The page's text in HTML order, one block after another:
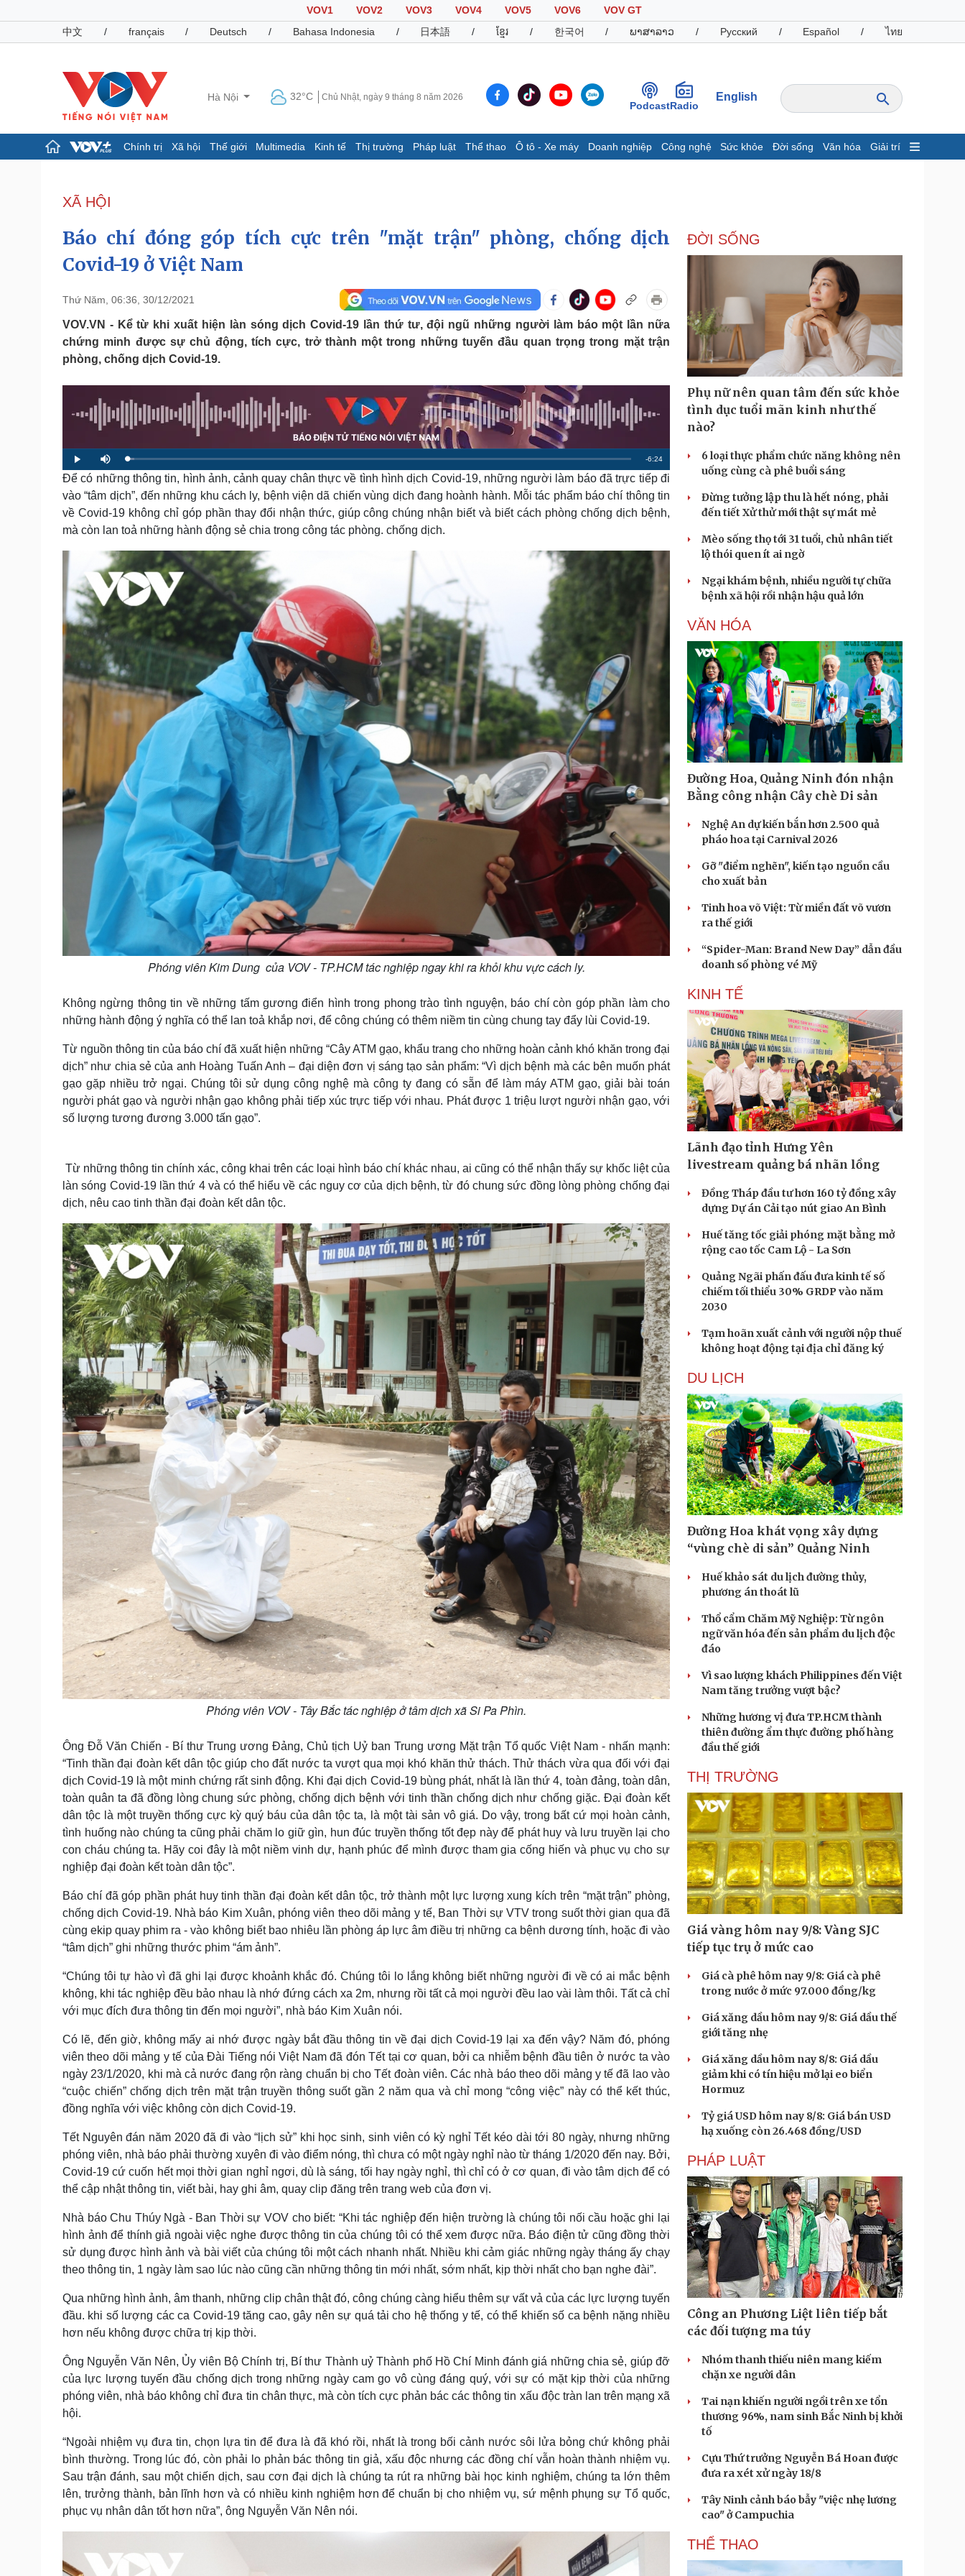
VOV1 VOV2 VOV3 VOV4 VOV5 VOV6
VOV GT
中文
/ français / Deutsch / Bahasa Indonesia / 日本語 / ខ្មែរ / 한국어 / ພາສາລາວ / Русский / Español / ไทย
Hà Nội 32°C Chủ Nhật, ngày 9 tháng 8 năm 2026
PodcastRadio
English
Chính trị Xã hội Thế giới Multimedia Kinh tế Thị trường Pháp luật Thể thao Ô tô - Xe máy Doanh nghiệp Công nghệ Sức khỏe Đời sống Văn hóa Giải trí
Đảng
Tổ chức nhân sự
Nhận diện sự thật
Dấu ấn VOV
Việc làm
Biển đảo
Infographic
Giá cà phê
Pháp luật
Tin nóng
Tư vấn luật
Việt Nam
Phân tích
Thể thao
Lịch thi đấu bóng đá
Thế giới thể thao
Ô tô - Xe máy
Xe máy
Tư vấn
Doanh nghiệp
Thông tin doanh nghiệp
Doanh nghiệp 24h
Doanh nhân
Vì cộng đồng
Công nghệ
Sành điệu
Tin Công nghệ
Trải nghiệm
Chuyển đổi số
Sức khỏe
Dinh dưỡng - món ngon
Cây thuốc
Sản phụ khoa
Nhi khoa
Nam khoa
Làm đẹp - giảm cân
Phòng mạch online
Ăn sạch sống khỏe
Đời sống
Nhà đẹp
Tình yêu - Gia đình
Văn hóa
Sân khấu - Điện ảnh
Văn học
Âm nhạc
Giải trí
Nghệ sĩ
Thời trang
Sao Việt
Tư vấn
check-in
Podcast
Cửa sổ tình yêu
Kể chuyện cho bé
Hạt giống tâm hồn
Cải chính
XÃ HỘI
Báo chí đóng góp tích cực trên "mặt trận" phòng, chống dịch
Covid-19 ở Việt Nam
Thứ Năm, 06:36, 30/12/2021
VOV.VN - Kể từ khi xuất hiện làn sóng dịch Covid-19 lần thứ tư, đội ngũ những người làm báo một lần nữa
chứng minh được sự chủ động, tích cực, trở thành một trong những tuyến đầu quan trọng trong mặt trận
phòng, chống dịch Covid-19.
P
l
a
M
u
t
e
L
o
a
d
e
1
.
4
2
R
e
m
-6:24
Để có những thông tin, hình ảnh, cảnh quay chân thực về tình hình dịch Covid-19, những người làm báo đã trực tiếp đi
vào “tâm dịch”, đến những khu cách ly, bệnh viện dã chiến vùng dịch đang hoành hành. Mỗi tác phẩm báo chí thông tin
về Covid-19 không chỉ góp phần thay đổi nhận thức, giúp công chúng nhận biết và biết cách phòng chống dịch bệnh,
mà còn lan toả những hành động sẻ chia trong công tác phòng. chống dịch.
Phóng viên Kim Dung của VOV - TP.HCM tác nghiệp ngay khi ra khỏi khu vực cách ly.
Không ngừng thông tin về những tấm gương điển hình trong phong trào tình nguyện, báo chí còn góp phần làm cho
những hành động ý nghĩa có thể lan toả khắp nơi, để công chúng có thêm niềm tin cùng chung tay đẩy lùi Covid-19.
Từ nguồn thông tin của báo chí đã xuất hiện những “Cây ATM gạo, khẩu trang cho những hoàn cảnh khó khăn trong đại
dịch” như chia sẻ của anh Hoàng Tuấn Anh – đại diện đơn vị sáng tạo sản phẩm: “Vì dịch bệnh mà các bên muốn phát
gạo gặp nhiều trở ngại. Chúng tôi sử dụng công nghệ mà công ty đang có sẵn để làm máy ATM gạo, giải bài toán
người phát gạo và người nhận gạo không phải tiếp xúc trực tiếp với nhau. Phát được 1 triệu lượt người nhận gạo, với
số lượng tương đương 3.000 tấn gạo”.
Từ những thông tin chính xác, công khai trên các loại hình báo chí khác nhau, ai cũng có thể nhận thấy sự khốc liệt của
làn sóng Covid-19 lần thứ 4 và có thể hiểu về các nguy cơ của dịch bệnh, từ đó chung sức đồng lòng phòng chống đại
dịch, nêu cao tinh thần đại đoàn kết dân tộc.
Phóng viên VOV - Tây Bắc tác nghiệp ở tâm dịch xã Si Pa Phìn.
Ông Đỗ Văn Chiến - Bí thư Trung ương Đảng, Chủ tịch Uỷ ban Trung ương Mặt trận Tổ quốc Việt Nam - nhấn mạnh:
“Tinh thần đại đoàn kết dân tộc giúp cho đất nước ta vượt qua mọi khó khăn thử thách. Thử thách vừa qua đối với đại
dịch Covid-19 là một minh chứng rất sinh động. Khi đại dịch Covid-19 bùng phát, nhất là lần thứ 4, toàn đảng, toàn dân,
toàn quân ta đã đồng lòng chung sức phòng, chống dịch bệnh với tinh thần chống dịch như chống giặc. Đại đoàn kết
dân tộc là một truyền thống cực kỳ quý báu của dân tộc ta, là một tài sản vô giá. Do vậy, trong bất cứ mọi hoàn cảnh,
tình huống nào chúng ta cũng phải chăm lo giữ gìn, hun đúc truyền thống tốt đẹp này để phát huy và lưu truyền lại cho
con cháu chúng ta. Hãy coi đây là một niềm vinh dự, hạnh phúc để mình được tham gia cống hiến và phục vụ cho sự
nghiệp đại đoàn kết toàn dân tộc”.
Báo chí đã góp phần phát huy tinh thần đại đoàn kết dân tộc, trở thành một lực lượng xung kích trên “mặt trận” phòng,
chống dịch Covid-19. Nhà báo Kim Xuân, phóng viên theo dõi mảng y tế, Ban Thời sự VTV trong suốt thời gian qua đã
cùng ekip quay phim ra - vào không biết bao nhiêu lần phòng áp lực âm điều trị những ca bệnh dương tính, hoặc đi vào
“tâm dịch” ghi những thước phim “ám ảnh”.
“Chúng tôi tự hào vì đã ghi lại được khoảnh khắc đó. Chúng tôi lo lắng không biết những người đi về có ai mắc bệnh
không, khi tác nghiệp đều bảo nhau là nhớ đứng cách xa 2m, nhưng rồi tất cả mọi người đều lao vài làm thôi. Tất cả chỉ
với mục đích đưa thông tin đến mọi người”, nhà báo Kim Xuân nói.
Có lẽ, đến giờ, không mấy ai nhớ được ngày bắt đầu thông tin về đại dịch Covid-19 lại xa đến vậy? Năm đó, phóng
viên theo dõi mảng y tế của Đài Tiếng nói Việt Nam đã đón Tết tại cơ quan, bởi ca nhiễm bệnh đầu tiên ở nước ta vào
ngày 23/1/2020, khi mà cả nước đang rộn ràng chuẩn bị cho Tết đoàn viên. Các nhà báo theo dõi mảng y tế đã lao vào
“cuộc chiến” chống dịch trên mặt trận truyền thông suốt gần 2 năm qua và chỉ mong “công việc” này có thể kết thúc,
đồng nghĩa với việc không còn dịch Covid-19.
Tết Nguyên đán năm 2020 đã đi vào “lịch sử” khi học sinh, sinh viên có kỳ nghỉ Tết kéo dài tới 80 ngày, nhưng những
phóng viên, nhà báo phải thường xuyên đi vào điểm nóng, thì chưa có một ngày nghỉ nào từ tháng 1/2020 đến nay. Bởi,
Covid-19 cứ cuốn hết mọi thời gian nghỉ ngơi, dù là sáng, tối hay ngày nghỉ, thì chỉ có ở cơ quan, đi vào tâm dịch để có
thể cập nhật thông tin, viết bài, hay ghi âm, quay clip đăng trên trang web của đơn vị.
Nhà báo Chu Thúy Ngà - Ban Thời sự VOV cho biết: “Khi tác nghiệp đến hiện trường là chúng tôi nối cầu hoặc ghi lại
hình ảnh để thính giả ngoài việc nghe được thông tin của chúng tôi có thể xem được nữa. Báo điện tử cũng đồng thời
sử dụng được hình ảnh và bài viết của chúng tôi một cách nhanh nhất. Nhiều khi cảm giác những ngày tháng ấy chạy
theo thông tin, 1 ngày làm sao lúc nào cũng cần những thông tin mới nhất, sớm nhất, kịp thời nhất cho bạn nghe đài”.
Qua những hình ảnh, âm thanh, những clip chân thật đó, công chúng càng hiểu thêm sự vất vả của các lực lượng tuyến
đầu. khi số lượng các ca Covid-19 tăng cao, gây nên sự quá tải cho hệ thống y tế, có thể khiến số ca bệnh nặng nhiều
hơn nếu không được chữa trị kịp thời.
Ông Nguyễn Văn Nên, Ủy viên Bộ Chính trị, Bí thư Thành uỷ Thành phố Hồ Chí Minh đánh giá những chia sẻ, giúp đỡ
của lực lượng tuyến đầu chống dịch trong những ngày cam go vô cùng đáng quý, với sự có mặt kịp thời của những
phóng viên, nhà báo không chỉ đưa tin chân thực, mà còn tích cực phản bác các thông tin xấu độc tràn lan trên mạng xã
hội.
“Ngoài nhiệm vụ đưa tin, chọn lựa tin để đưa là đã khó rồi, nhất là trong bối cảnh nước sôi lửa bỏng chứ không phải
bình thường. Trong lúc đó, còn phải lo phản bác thông tin giả, xấu độc nhưng các đồng chí vẫn hoàn thành nhiệm vụ.
Sau trận đánh, sau một chiến dịch, sau cơn đại dịch là chúng ta rút ra những bài học kinh nghiệm, chúng ta lớn thêm
lên, trưởng thành, bản lĩnh hơn và có nhiều kinh nghiệm hơn để chuẩn bị cho nhiệm vụ, sứ mệnh phụng sự Tổ quốc,
phục vụ nhân dân tốt hơn nữa”, ông Nguyễn Văn Nên nói.
ĐỜI SỐNG
Phụ nữ nên quan tâm đến sức khỏe
tình dục tuổi mãn kinh như thế
nào?
6 loại thực phẩm chức năng không nên
uống cùng cà phê buổi sáng
Đừng tưởng lập thu là hết nóng, phải
đến tiết Xử thử mới thật sự mát mẻ
Mèo sống thọ tới 31 tuổi, chủ nhân tiết
lộ thói quen ít ai ngờ
Ngại khám bệnh, nhiều người tự chữa
bệnh xã hội rồi nhận hậu quả lớn
VĂN HÓA
Đường Hoa, Quảng Ninh đón nhận
Bằng công nhận Cây chè Di sản
Nghệ An dự kiến bắn hơn 2.500 quả
pháo hoa tại Carnival 2026
Gỡ "điểm nghẽn", kiến tạo nguồn cầu
cho xuất bản
Tinh hoa võ Việt: Từ miền đất võ vươn
ra thế giới
“Spider-Man: Brand New Day” dẫn đầu
doanh số phòng vé Mỹ
KINH TẾ
Lãnh đạo tỉnh Hưng Yên
livestream quảng bá nhãn lồng
Đồng Tháp đầu tư hơn 160 tỷ đồng xây
dựng Dự án Cải tạo nút giao An Bình
Huế tăng tốc giải phóng mặt bằng mở
rộng cao tốc Cam Lộ - La Sơn
Quảng Ngãi phấn đấu đưa kinh tế số
chiếm tối thiểu 30% GRDP vào năm
2030
Tạm hoãn xuất cảnh với người nộp thuế
không hoạt động tại địa chỉ đăng ký
DU LỊCH
Đường Hoa khát vọng xây dựng
“vùng chè di sản” Quảng Ninh
Huế khảo sát du lịch đường thủy,
phương án thoát lũ
Thổ cẩm Chăm Mỹ Nghiệp: Từ ngôn
ngữ văn hóa đến sản phẩm du lịch độc
đáo
Vì sao lượng khách Philippines đến Việt
Nam tăng trưởng vượt bậc?
Những hương vị đưa TP.HCM thành
thiên đường ẩm thực đường phố hàng
đầu thế giới
THỊ TRƯỜNG
Giá vàng hôm nay 9/8: Vàng SJC
tiếp tục trụ ở mức cao
Giá cà phê hôm nay 9/8: Giá cà phê
trong nước ở mức 97.000 đồng/kg
Giá xăng dầu hôm nay 9/8: Giá dầu thế
giới tăng nhẹ
Giá xăng dầu hôm nay 8/8: Giá dầu
giảm khi có tín hiệu mở lại eo biển
Hormuz
Tỷ giá USD hôm nay 8/8: Giá bán USD
hạ xuống còn 26.468 đồng/USD
PHÁP LUẬT
Công an Phương Liệt liên tiếp bắt
các đối tượng ma túy
Nhóm thanh thiếu niên mang kiếm
chặn xe người dân
Tai nạn khiến người ngồi trên xe tổn
thương 96%, nam sinh Bắc Ninh bị khởi
tố
Cựu Thứ trưởng Nguyễn Bá Hoan được
đưa ra xét xử ngày 18/8
Tây Ninh cảnh báo bẫy "việc nhẹ lương
cao" ở Campuchia
THỂ THAO